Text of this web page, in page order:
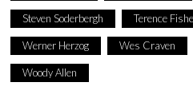
Steven Soderbergh Terence
Werner Herzog Wes Craven
Woody Allen